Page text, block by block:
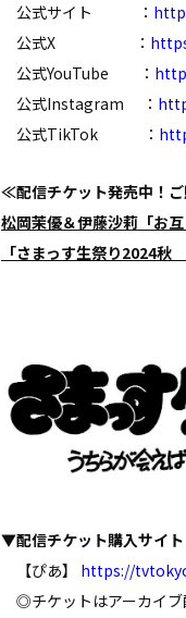
公式サイト ：
公式X ：
公式YouTube ：
公式Instagram ：
公式TikTok ：
≪配信チケット発売中！
松岡茉優＆伊藤沙莉「お
「さまっす生祭り2024秋
▼配信チケット購入サイト
【ぴあ】 https://
◎チケットはアーカイブ